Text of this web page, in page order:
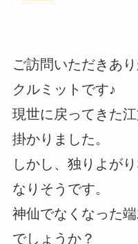
ご訪問いただきあ
クルミットです♪
現世に戻ってきた
掛かりました。
しかし、独りよが
なりそうです。
神仙でなくなった
でしょうか？